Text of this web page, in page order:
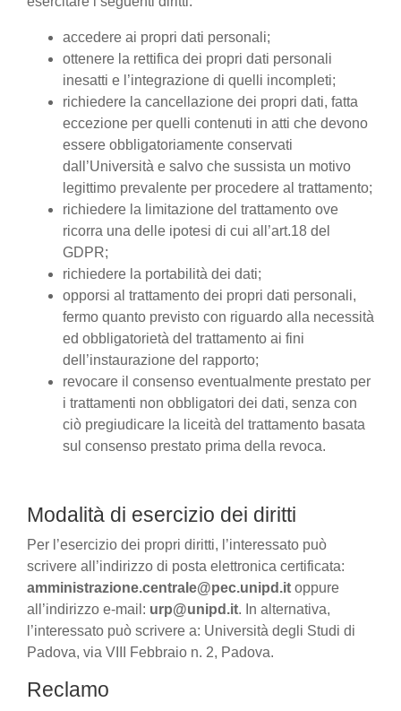
accedere ai propri dati personali;
ottenere la rettifica dei propri dati personali
inesatti e l’integrazione di quelli incompleti;
richiedere la cancellazione dei propri dati, fatta
eccezione per quelli contenuti in atti che devono
essere obbligatoriamente conservati
dall’Università e salvo che sussista un motivo
legittimo prevalente per procedere al trattamento;
richiedere la limitazione del trattamento ove
ricorra una delle ipotesi di cui all’art.18 del
GDPR;
richiedere la portabilità dei dati;
opporsi al trattamento dei propri dati personali,
fermo quanto previsto con riguardo alla necessità
ed obbligatorietà del trattamento ai fini
dell’instaurazione del rapporto;
revocare il consenso eventualmente prestato per
i trattamenti non obbligatori dei dati, senza con
ciò pregiudicare la liceità del trattamento basata
sul consenso prestato prima della revoca.
Modalità di esercizio dei diritti
Per l’esercizio dei propri diritti, l’interessato può
scrivere all’indirizzo di posta elettronica certificata:
amministrazione.centrale@pec.unipd.it oppure
all’indirizzo e-mail: urp@unipd.it. In alternativa,
l’interessato può scrivere a: Università degli Studi di
Padova, via VIII Febbraio n. 2, Padova.
Reclamo